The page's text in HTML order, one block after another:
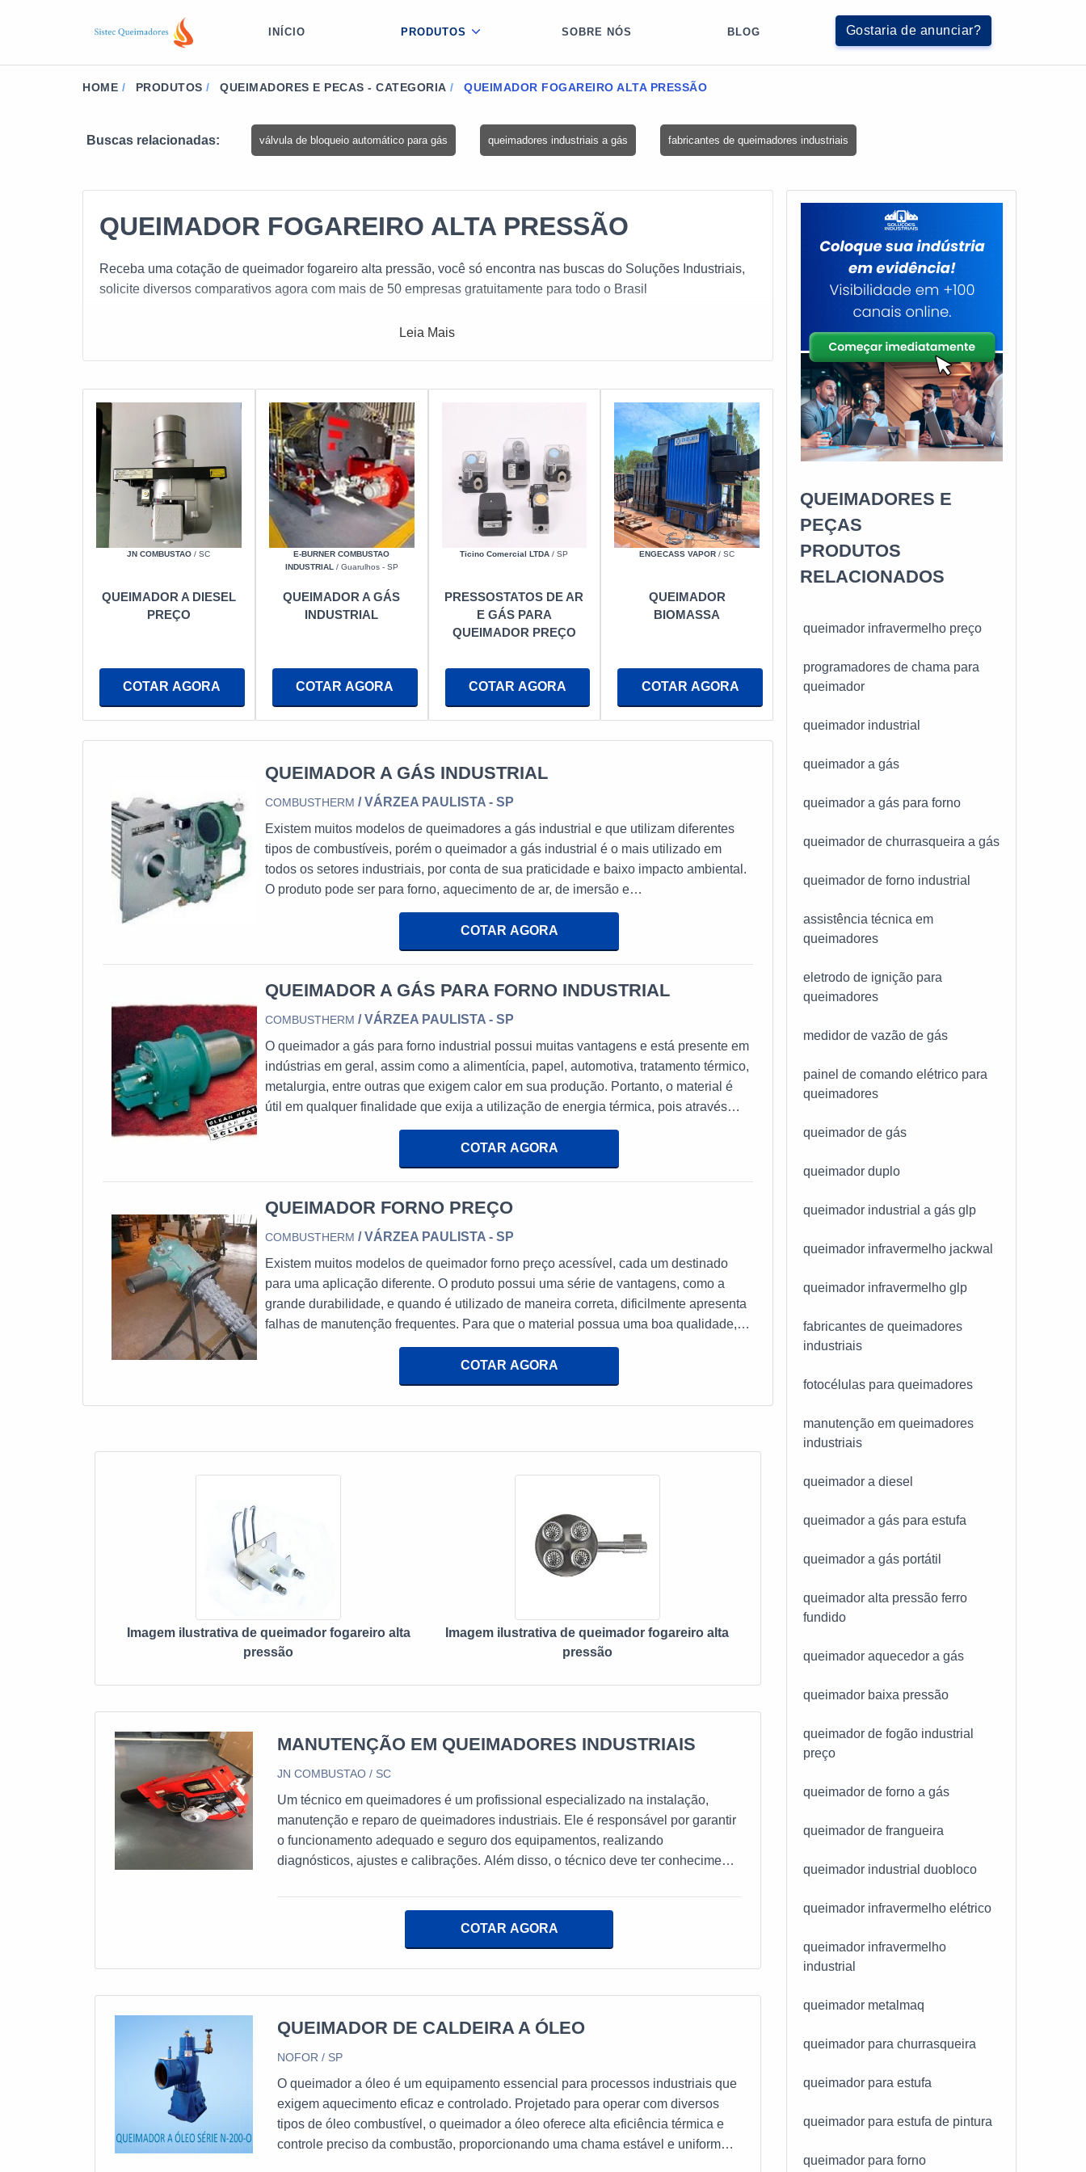
Gostaria de anunciar?
INÍCIO PRODUTOS SOBRE NÓS BLOG
HOME PRODUTOS QUEIMADORES E PECAS - CATEGORIA QUEIMADOR FOGAREIRO ALTA PRESSÃO
Buscas relacionadas: válvula de bloqueio automático para gás queimadores industriais a gás fabricantes de queimadores industriais
QUEIMADOR FOGAREIRO ALTA PRESSÃO
Receba uma cotação de queimador fogareiro alta pressão, você só encontra nas buscas do Soluções Industriais,
solicite diversos comparativos agora com mais de 50 empresas gratuitamente para todo o Brasil
Leia Mais
JN COMBUSTAO / SC
QUEIMADOR A DIESEL
PREÇO
COTAR AGORA
E-BURNER COMBUSTAO
INDUSTRIAL / Guarulhos - SP
QUEIMADOR A GÁS
INDUSTRIAL
COTAR AGORA
Ticino Comercial LTDA / SP
PRESSOSTATOS DE AR
E GÁS PARA
QUEIMADOR PREÇO
COTAR AGORA
ENGECASS VAPOR / SC
QUEIMADOR
BIOMASSA
COTAR AGORA
QUEIMADOR A GÁS INDUSTRIAL
COMBUSTHERM/ VÁRZEA PAULISTA - SP
Existem muitos modelos de queimadores a gás industrial e que utilizam diferentes
tipos de combustíveis, porém o queimador a gás industrial é o mais utilizado em
todos os setores industriais, por conta de sua praticidade e baixo impacto ambiental.
O produto pode ser para forno, aquecimento de ar, de imersão e
infravermelho.Diversidade de modelos presentes no mercadoSão diversos tipos de
peças e sistemas que constroem o funcionamento do queimador. O modelos
AutoRecupe é útil em fornos de aquecime
COTAR AGORA
QUEIMADOR A GÁS PARA FORNO INDUSTRIAL
COMBUSTHERM/ VÁRZEA PAULISTA - SP
O queimador a gás para forno industrial possui muitas vantagens e está presente em
indústrias em geral, assim como a alimentícia, papel, automotiva, tratamento térmico,
metalurgia, entre outras que exigem calor em sua produção. Portanto, o material é
útil em qualquer finalidade que exija a utilização de energia térmica, pois através
desse processo é que se dá a transformação da composição química e física de
alguns elementos.A maioria das montadoras automotivas fazem uso do queimador a
COTAR AGORA
QUEIMADOR FORNO PREÇO
COMBUSTHERM/ VÁRZEA PAULISTA - SP
Existem muitos modelos de queimador forno preço acessível, cada um destinado
para uma aplicação diferente. O produto possui uma série de vantagens, como a
grande durabilidade, e quando é utilizado de maneira correta, dificilmente apresenta
falhas de manutenção frequentes. Para que o material possua uma boa qualidade,
ele também precisa ser adquirido em uma empresa de alta performance, que possua
garantia de uso.O queimador supre a necessidade de energia limpa em um momento
em que o impacto ambie
COTAR AGORA
Imagem ilustrativa de queimador fogareiro alta
pressão
Imagem ilustrativa de queimador fogareiro alta
pressão
MANUTENÇÃO EM QUEIMADORES INDUSTRIAIS
JN COMBUSTAO / SC
Um técnico em queimadores é um profissional especializado na instalação,
manutenção e reparo de queimadores industriais. Ele é responsável por garantir
o funcionamento adequado e seguro dos equipamentos, realizando
diagnósticos, ajustes e calibrações. Além disso, o técnico deve ter conhecimento
que os sistemas operem de forma eficiente e com emissões controladas. Esse
profissional desempenha um papel crucial na otimização de processos
COTAR AGORA
QUEIMADOR DE CALDEIRA A ÓLEO
NOFOR / SP
O queimador a óleo é um equipamento essencial para processos industriais que
exigem aquecimento eficaz e controlado. Projetado para operar com diversos
tipos de óleo combustível, o queimador a óleo oferece alta eficiência térmica e
controle preciso da combustão, proporcionando uma chama estável e uniforme.
QUEIMADORES E
PEÇAS
PRODUTOS
RELACIONADOS
queimador infravermelho preço
programadores de chama para
queimador
queimador industrial
queimador a gás
queimador a gás para forno
queimador de churrasqueira a gás
queimador de forno industrial
assistência técnica em
queimadores
eletrodo de ignição para
queimadores
medidor de vazão de gás
painel de comando elétrico para
queimadores
queimador de gás
queimador duplo
queimador industrial a gás glp
queimador infravermelho jackwal
queimador infravermelho glp
fabricantes de queimadores
industriais
fotocélulas para queimadores
manutenção em queimadores
industriais
queimador a diesel
queimador a gás para estufa
queimador a gás portátil
queimador alta pressão ferro
fundido
queimador aquecedor a gás
queimador baixa pressão
queimador de fogão industrial
preço
queimador de forno a gás
queimador de frangueira
queimador industrial duobloco
queimador infravermelho elétrico
queimador infravermelho
industrial
queimador metalmaq
queimador para churrasqueira
queimador para estufa
queimador para estufa de pintura
queimador para forno